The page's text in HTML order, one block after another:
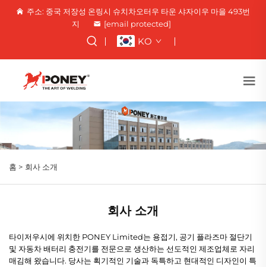
주소: 중국 저장성 온링시 슈치차오터우 타운 샤자이우 마을 493번
지
[email protected]
KO
홈 > 회사 소개
회사 소개
타이저우시에 위치한 PONEY Limited는 용접기, 공기 플라즈마 절단기
및 자동차 배터리 충전기를 전문으로 생산하는 선도적인 제조업체로 자리
매김해 왔습니다. 당사는 획기적인 기술과 독특하고 현대적인 디자인이 특